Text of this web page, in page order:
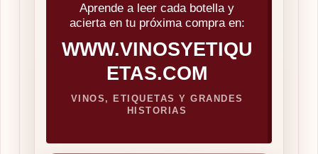
Aprende a leer cada botella y
acierta en tu próxima compra en:
WWW.VINOSYETIQU
ETAS.COM
VINOS, ETIQUETAS Y GRANDES
HISTORIAS